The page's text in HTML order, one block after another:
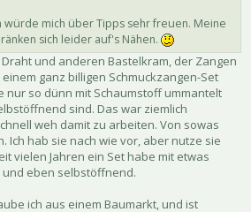
würde mich über Tipps sehr freuen. Meine
sich leider auf's Nähen.
und anderen Bastelkram, der Zangen
ganz billigen Schmuckzangen-Set
nur so dünn mit Schaumstoff ummantelt
sind. Das war ziemlich
weh damit zu arbeiten. Von sowas
Ich hab sie nach wie vor, aber nutze sie
vielen Jahren ein Set habe mit etwas
eben selbstöffnend.
ich aus einem Baumarkt, und ist